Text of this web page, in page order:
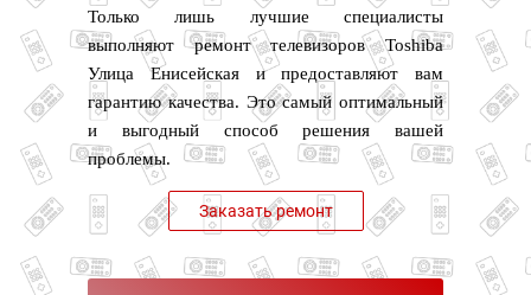
Только лишь лучшие специалисты
выполняют ремонт телевизоров Toshiba
Улица Енисейская и предоставляют вам
гарантию качества. Это самый оптимальный
и выгодный способ решения вашей
проблемы.
Заказать ремонт